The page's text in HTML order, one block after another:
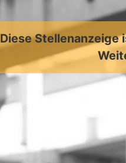
Diese